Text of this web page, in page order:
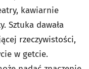
kawiarnie
Sztuka dawała
rzeczywistości,
w getcie.